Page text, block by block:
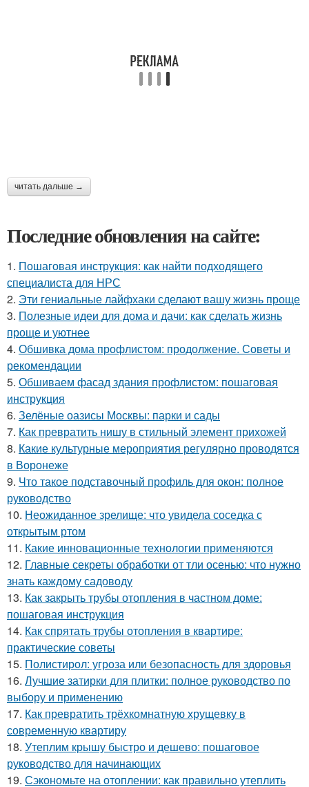
читать дальше →
Последние обновления на сайте:
1. Пошаговая инструкция: как найти подходящего
специалиста для НРС
2. Эти гениальные лайфхаки сделают вашу жизнь проще
3. Полезные идеи для дома и дачи: как сделать жизнь
проще и уютнее
4. Обшивка дома профлистом: продолжение. Советы и
рекомендации
5. Обшиваем фасад здания профлистом: пошаговая
инструкция
6. Зелёные оазисы Москвы: парки и сады
7. Как превратить нишу в стильный элемент прихожей
8. Какие культурные мероприятия регулярно проводятся
в Воронеже
9. Что такое подставочный профиль для окон: полное
руководство
10. Неожиданное зрелище: что увидела соседка с
открытым ртом
11. Какие инновационные технологии применяются
12. Главные секреты обработки от тли осенью: что нужно
знать каждому садоводу
13. Как закрыть трубы отопления в частном доме:
пошаговая инструкция
14. Как спрятать трубы отопления в квартире:
практические советы
15. Полистирол: угроза или безопасность для здоровья
16. Лучшие затирки для плитки: полное руководство по
выбору и применению
17. Как превратить трёхкомнатную хрущевку в
современную квартиру
18. Утеплим крышу быстро и дешево: пошаговое
руководство для начинающих
19. Сэкономьте на отоплении: как правильно утеплить